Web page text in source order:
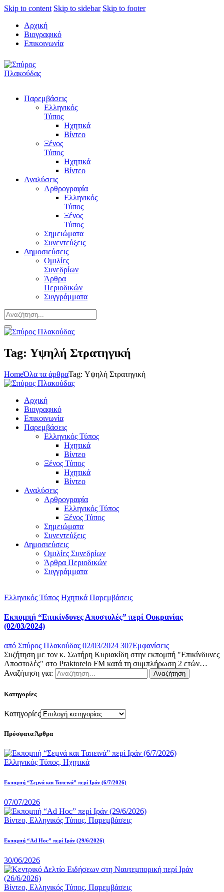
Skip to content Skip to sidebar Skip to footer
Αρχική
Βιογραφικό
Επικοινωνία
Παρεμβάσεις
Ελληνικός
Τύπος
Ηχητικά
Βίντεο
Ξένος
Τύπος
Ηχητικά
Βίντεο
Αναλύσεις
Αρθρογραφία
Ελληνικός
Τύπος
Ξένος
Τύπος
Σημειώματα
Συνεντεύξεις
Δημοσιεύσεις
Ομιλίες
Συνεδρίων
Άρθρα
Περιοδικών
Συγγράμματα
Tag: Υψηλή Στρατηγική
HomeΌλα τα άρθραTag: Υψηλή Στρατηγική
Αρχική
Βιογραφικό
Επικοινωνία
Παρεμβάσεις
Ελληνικός Τύπος
Ηχητικά
Βίντεο
Ξένος Τύπος
Ηχητικά
Βίντεο
Αναλύσεις
Αρθρογραφία
Ελληνικός Τύπος
Ξένος Τύπος
Σημειώματα
Συνεντεύξεις
Δημοσιεύσεις
Ομιλίες Συνεδρίων
Άρθρα Περιοδικών
Συγγράμματα
Ελληνικός Τύπος Ηχητικά Παρεμβάσεις
Εκπομπή “Επικίνδυνες Αποστολές” περί Ουκρανίας
(02/03/2024)
από Σπύρος Πλακούδας 02/03/2024 307Εμφανίσεις
Συζήτηση με τον κ. Σωτήρη Κυριακίδη στην εκπομπή "Επικίνδυνες
Αποστολές" στο Praktoreio FM κατά τη συμπλήρωση 2 ετών…
Αναζήτηση για:
Κατηγορίες
Κατηγορίες
Πρόσφατα Άρθρα
Ελληνικός Τύπος, Ηχητικά
Εκπομπή “Σεμνά και Ταπεινά” περί Ιράν (6/7/2026)
07/07/2026
Βίντεο, Ελληνικός Τύπος, Παρεμβάσεις
Εκπομπή “Ad Hoc” περί Iράν (29/6/2026)
30/06/2026
Βίντεο, Ελληνικός Τύπος, Παρεμβάσεις